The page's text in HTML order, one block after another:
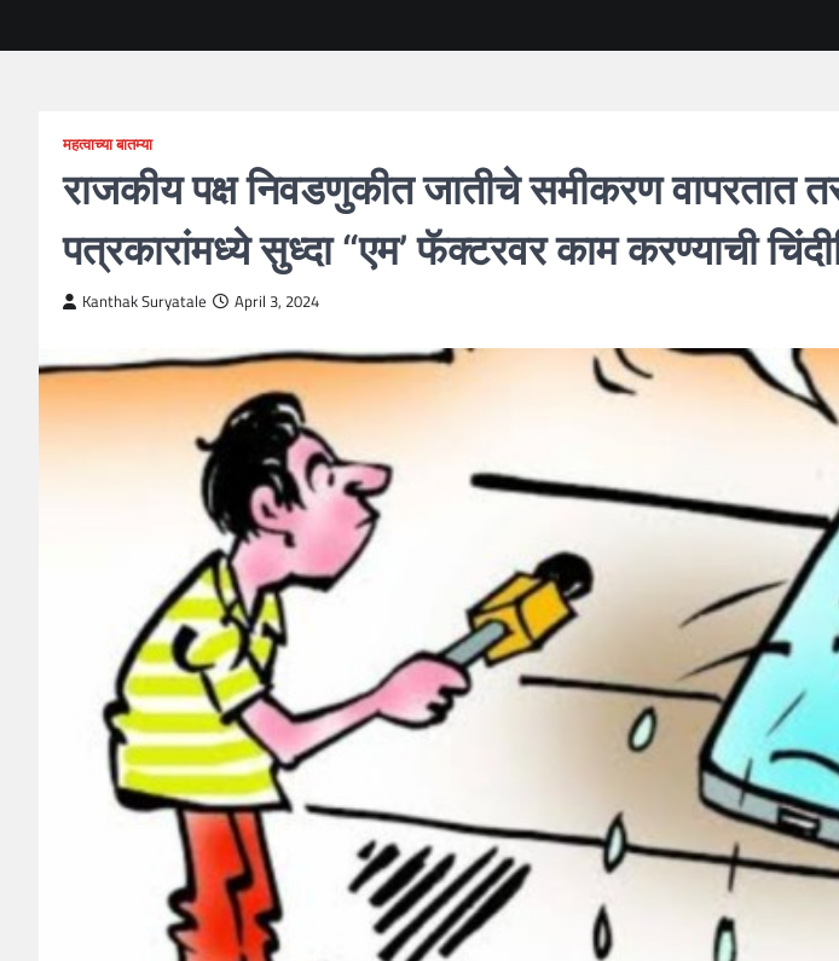
महत्वाच्या बातम्या
राजकीय पक्ष निवडणुकीत जातीचे समीकरण वापरतात
पत्रकारांमध्ये सुध्दा “एम’ फॅक्टरवर काम करण्याची
Kanthak Suryatale April 3, 2024